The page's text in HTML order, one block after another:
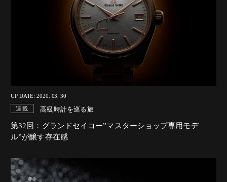
UP DATE: 2020. 03. 30
連載 高級時計を巡る旅
第32回：グランドセイコー”マスターショップ専用モデ
ル”が醸す存在感